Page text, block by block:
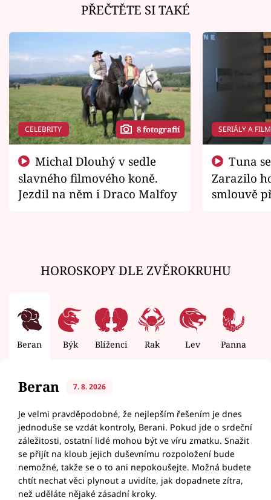
PŘEČTĚTE SI TAKÉ
CELEBRITY 8 fotografií
slavného filmového koně.
Jezdil na něm i Draco Malfoy
SERIÁLY A
Zarazilo
smlouvě
HOROSKOPY DLE ZVĚROKRUHU
Beran Býk Blíženci Rak Lev Panna
Beran 7. 8. 2026
Je velmi pravděpodobné, že nejlepším řešením je dnes
jednoduše se vzdát kontroly, Berani. Pokud jde o srdeční
záležitosti, ostatní lidé mohou být ve víru zmatku. Snažit
se přijít na kloub jejich duševnímu rozpoložení bude
nemožné, takže se o to ani nepokoušejte. Možná budete
chtít nechat věci plynout a uvidíte, jak dopadnete zítra,
než uděláte nějaké zásadní kroky.